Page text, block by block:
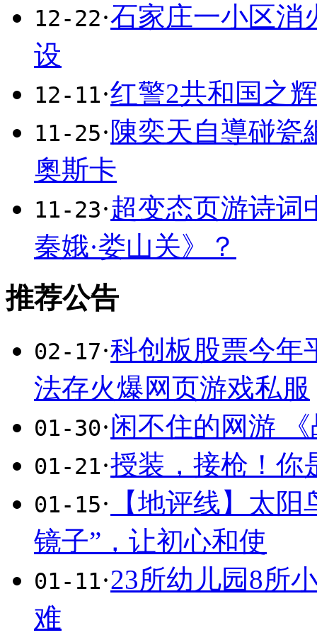
12-22·石家庄一小区消
设
12-11·红警2共和国之
11-25·陳奕天自導碰瓷
奧斯卡
11-23·超变态页游诗词
秦娥·娄山关》？
推荐公告
02-17·科创板股票今年
法存火爆网页游戏私服
01-30·闲不住的网游
01-21·授装，接枪！你
01-15· 【地评线】太
镜子”，让初心和使
01-11·23所幼儿园8所
难